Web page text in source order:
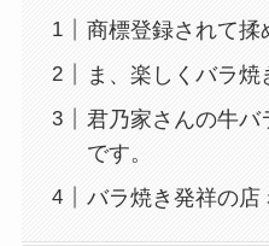
商標登録されて揉
ま、楽しくバラ焼
君乃家さんの牛バ
です。
バラ焼き発祥の店